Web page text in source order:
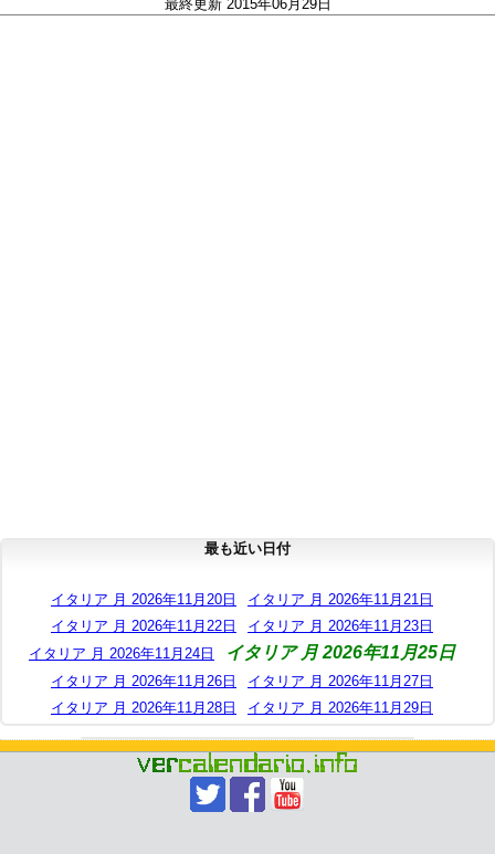
最終更新 2015年06月29日
最も近い日付
イタリア 月 2026年11月20日
イタリア 月 2026年11月21日
イタリア 月 2026年11月22日
イタリア 月 2026年11月23日
イタリア 月 2026年11月24日
イタリア 月 2026年11月25日
イタリア 月 2026年11月26日
イタリア 月 2026年11月27日
イタリア 月 2026年11月28日
イタリア 月 2026年11月29日